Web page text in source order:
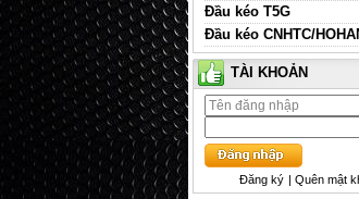
Đầu kéo T5G
Đầu kéo CNHTC/
TÀI KHOẢN
Đăng ký | Quên mật